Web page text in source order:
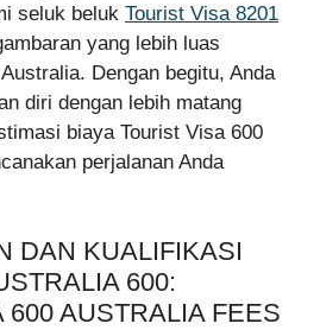
seluk beluk Tourist Visa 8201
yang lebih luas
Dengan begitu, Anda
diri dengan lebih matang
biaya Tourist Visa 600
perjalanan Anda
DAN KUALIFIKASI
600:
600 AUSTRALIA FEES